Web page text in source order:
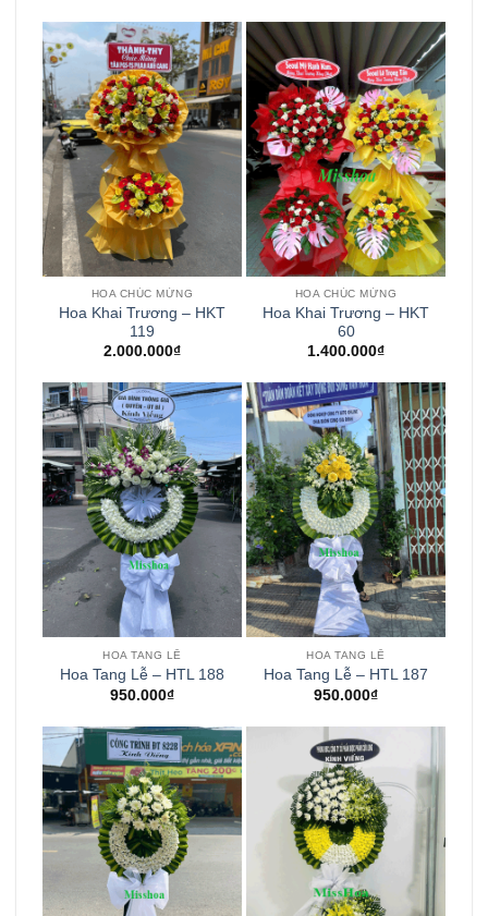
HOA CHÚC MỪNG
Hoa Khai Trương – HKT
119
2.000.000₫
HOA CHÚC MỪNG
Hoa Khai Trương – HKT
60
1.400.000₫
HOA TANG LỄ
Hoa Tang Lễ – HTL 188
950.000₫
HOA TANG LỄ
Hoa Tang Lễ – HTL 187
950.000₫